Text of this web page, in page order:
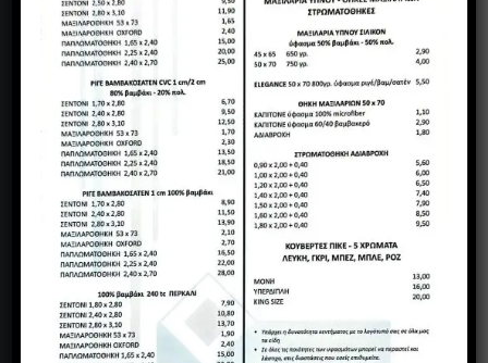
Τρόποι πληρωμής
FAQ – Συχνές ερωτήσεις
Προσωπικά δεδομένα
Πνευματικά δικαιώματα
σεντονια – μαξιλαροθηκες – παπλωματοθηκες
πετσετες προσωπου – μπανιου – πισινας